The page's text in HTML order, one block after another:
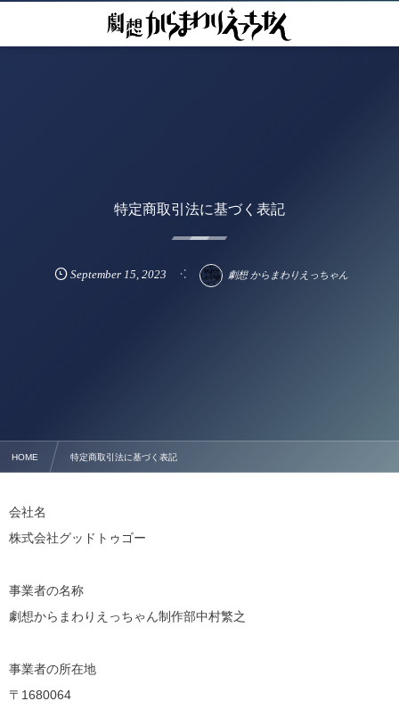
特定商取引法に基づく表記
September 15 2023 劇想 からまわりえっちゃん
HOME 特定商取引法に基づく表記
会社名
株式会社グッドトゥゴー
事業者の名称
劇想からまわりえっちゃん制作部中村繁之
事業者の所在地
〒1680064